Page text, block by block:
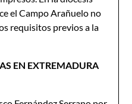
el Campo Arañuelo no
requisitos previos a la
EN EXTREMADURA